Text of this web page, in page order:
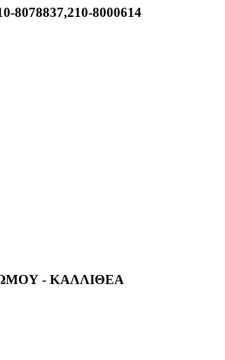
8078837,210-8000614
- ΚΑΛΛΙΘΕΑ